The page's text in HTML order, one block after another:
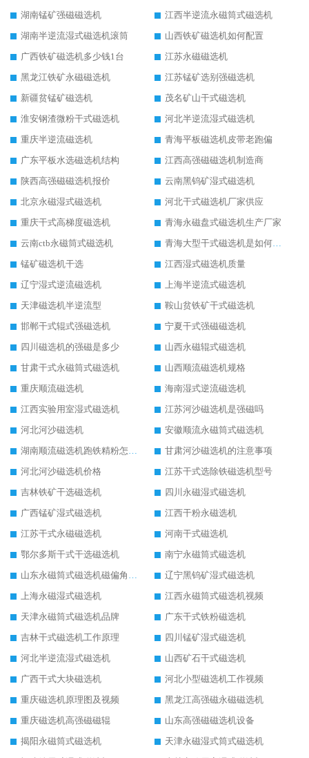
湖南锰矿强磁磁选机
江西半逆流永磁筒式磁选机
湖南半逆流湿式磁选机滚筒
山西铁矿磁选机如何配置
广西铁矿磁选机多少钱1台
江苏永磁磁选机
黑龙江铁矿永磁磁选机
江苏锰矿选别强磁选机
新疆贫锰矿磁选机
茂名矿山干式磁选机
淮安钢渣微粉干式磁选机
河北半逆流湿式磁选机
重庆半逆流磁选机
青海平板磁选机皮带老跑偏
广东平板水选磁选机结构
江西高强磁磁选机制造商
陕西高强磁磁选机报价
云南黑钨矿湿式磁选机
北京永磁湿式磁选机
河北干式磁选机厂家供应
重庆干式高梯度磁选机
青海永磁盘式磁选机生产厂家
云南ctb永磁筒式磁选机
青海大型干式磁选机是如何选矿的
锰矿磁选机干选
江西湿式磁选机质量
辽宁湿式逆流磁选机
上海半逆流式磁选机
天津磁选机半逆流型
鞍山贫铁矿干式磁选机
邯郸干式辊式强磁选机
宁夏干式强磁磁选机
四川磁选机的强磁是多少
山西永磁辊式磁选机
甘肃干式永磁筒式磁选机
山西顺流磁选机规格
重庆顺流磁选机
海南湿式逆流磁选机
江西实验用室湿式磁选机
江苏河沙磁选机是强磁吗
河北河沙磁选机
安徽顺流永磁筒式磁选机
湖南顺流磁选机跑铁精粉怎么处理
甘肃河沙磁选机的注意事项
河北河沙磁选机价格
江苏干式选除铁磁选机型号
吉林铁矿干选磁选机
四川永磁湿式磁选机
广西锰矿湿式磁选机
江西干粉永磁选机
江苏干式永磁磁选机
河南干式磁选机
鄂尔多斯干式干选磁选机
南宁永磁筒式磁选机
山东永磁筒式磁选机磁偏角怎么调整
辽宁黑钨矿湿式磁选机
上海永磁湿式磁选机
江西永磁筒式磁选机视频
天津永磁筒式磁选机品牌
广东干式铁粉磁选机
吉林干式磁选机工作原理
四川锰矿湿式磁选机
河北半逆流湿式磁选机
山西矿石干式磁选机
广西干式大块磁选机
河北小型磁选机工作视频
重庆磁选机原理图及视频
黑龙江高强磁永磁磁选机
重庆磁选机高强磁磁辊
山东高强磁磁选机设备
揭阳永磁筒式磁选机
天津永磁湿式筒式磁选机